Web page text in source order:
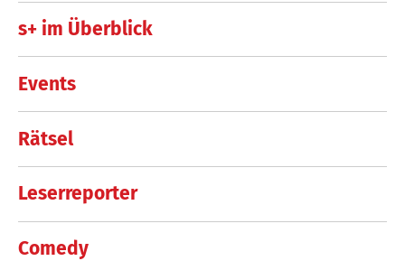
s+ im Überblick
Events
Rätsel
Leserreporter
Comedy